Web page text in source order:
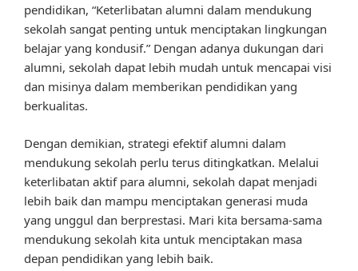
pendidikan, “Keterlibatan alumni dalam mendukung
sekolah sangat penting untuk menciptakan lingkungan
belajar yang kondusif.” Dengan adanya dukungan dari
alumni, sekolah dapat lebih mudah untuk mencapai visi
dan misinya dalam memberikan pendidikan yang
berkualitas.
Dengan demikian, strategi efektif alumni dalam
mendukung sekolah perlu terus ditingkatkan. Melalui
keterlibatan aktif para alumni, sekolah dapat menjadi
lebih baik dan mampu menciptakan generasi muda
yang unggul dan berprestasi. Mari kita bersama-sama
mendukung sekolah kita untuk menciptakan masa
depan pendidikan yang lebih baik.